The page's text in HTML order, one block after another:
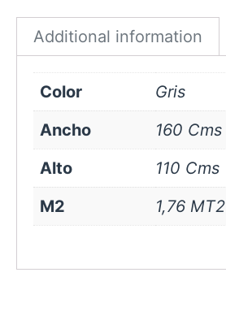
Additional information
Color
Gris
Ancho
160 Cms
Alto
110 Cms
M2
1,76 MT2